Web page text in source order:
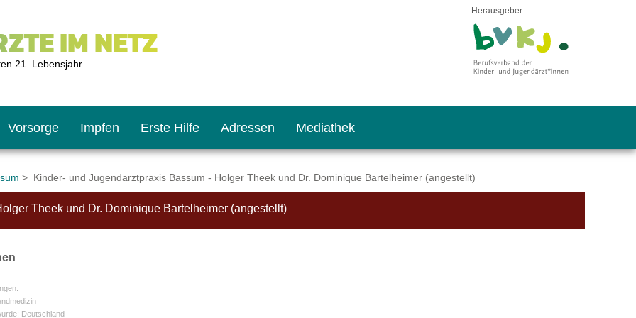
IM NETZ
21. Lebensjahr
Herausgeber:
Vorsorge Impfen Erste Hilfe Adressen Mediathek
> Kinder- und Jugendarztpraxis Bassum - Holger Theek und Dr. Dominique Bartelheimer (angestellt)
Theek und Dr. Dominique Bartelheimer (angestellt)
Deutschland